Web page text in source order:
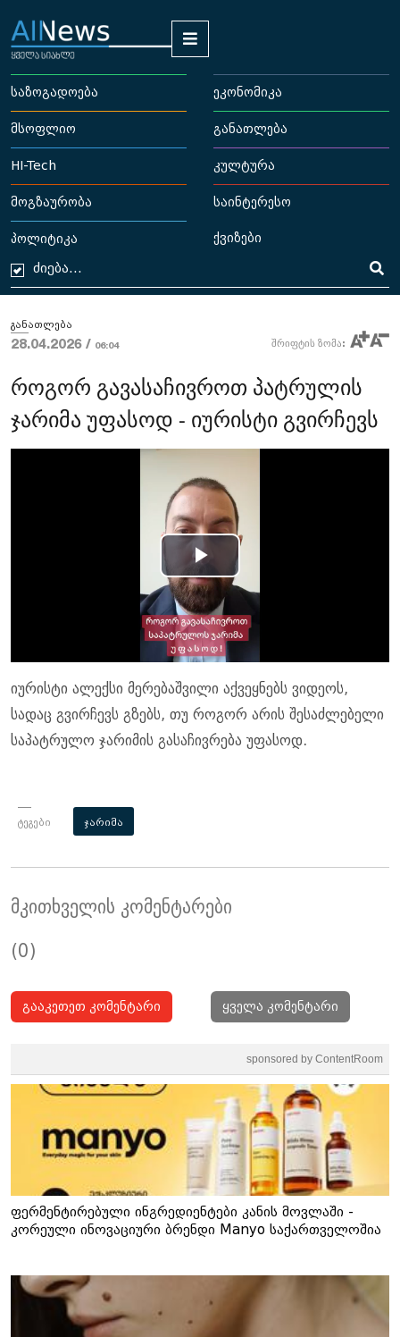
საზოგადოება ეკონომიკა
მსოფლიო განათლება
HI-Tech კულტურა
მოგზაურობა საინტერესო
პოლიტიკა ქვიზები
განათლება
28.04.2026 / 06:04 შრიფტის ზომა:
როგორ გავასაჩივროთ პატრულის
ჯარიმა უფასოდ - იურისტი გვირჩევს
Play
Video
იურისტი ალექსი მერებაშვილი აქვეყნებს ვიდეოს,
სადაც გვირჩევს გზებს, თუ როგორ არის შესაძლებელი
საპატრულო ჯარიმის გასაჩივრება უფასოდ.
ტეგები ჯარიმა
მკითხველის კომენტარები
(0)
გააკეთეთ კომენტარი ყველა კომენტარი
sponsored by ContentRoom
ფერმენტირებული ინგრედიენტები კანის მოვლაში -
კორეული ინოვაციური ბრენდი Manyo საქართველოშია